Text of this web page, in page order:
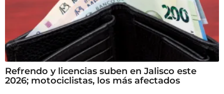
Refrendo y licencias suben en Jalisco este
2026; motociclistas, los más afectados